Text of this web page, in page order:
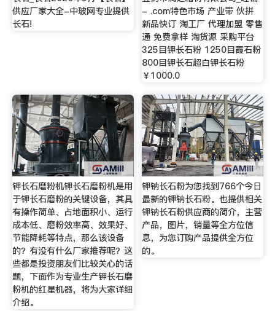
供应厂家大全-中玻网专业提供
长石!
- .com特色市场 产业带 伙拼
新品快订 淘工厂 代理加盟 零售
通 免费拿样 淘货源 采购平台
325目钾长石粉 1250目霞石粉
800目钾长石超白钾长石粉
￥1000.0
钾长石磨粉机钾长石磨粉机是用
于钾长石磨粉的关键设备，其具
有操作简单、占地面积小、运行
成本低、磨粉效率高、效果好、
节能降耗等特点，那么该设备
的？有没有什么厂家推荐呢？这
些都是投资朋友们比较关心的话
题，下面作为专业生产钾长石磨
粉机的红星机器，将为大家详细
介绍。
钾钠长石粉为您找到766个今日
最新的钾钠长石粉。也提供相关
钾钠长石粉供应商的简介，主营
产品，图片，销量等全方位信
息，为您订购产品提供全方位
的。